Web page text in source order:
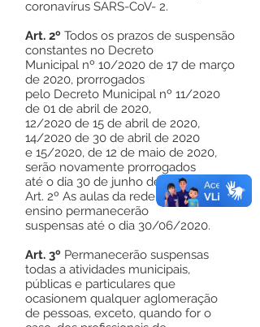
coronavírus SARS-CoV- 2.
Art. 2º Todos os prazos de suspensão
constantes no Decreto
Municipal nº 10/2020 de 17 de março
de 2020, prorrogados
pelo Decreto Municipal nº 11/2020
de 01 de abril de 2020,
12/2020 de 15 de abril de 2020,
14/2020 de 30 de abril de 2020
e 15/2020, de 12 de maio de 2020,
serão novamente prorrogados
até o dia 30 de junho de 2020.
Art. 2º As aulas da rede municipal de
ensino permanecerão
suspensas até o dia 30/06/2020.
Art. 3º Permanecerão suspensas
todas a atividades municipais,
públicas e particulares que
ocasionem qualquer aglomeração
de pessoas, exceto, quando for o